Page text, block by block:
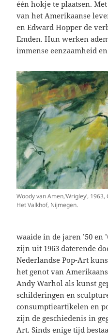
één hokje te plaatsen.
van het Amerikaanse
en Edward Hopper de
Emden. Hun werken
immense eenzaamheid
Woody van Amen,’Wrigley’,
Het Valkhof, Nijmegen.
waaide in de jaren ’50 en
zijn uit 1963 daterende
Nederlandse Pop-Art
het genot van
Andy Warhol als kunst
schilderingen en
consumptieartikelen en
zijn de geschiedenis in
Art. Sinds enige tijd